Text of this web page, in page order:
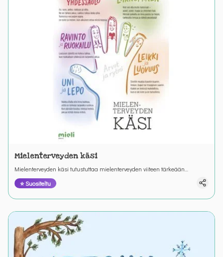
Mielenterveyden käsi
Mielenterveyden käsi tutustuttaa mielenterveyden viiteen tärkeään
periaatteeseen. Hauska tarina kuljettaa läpi kaikkien sormien.
⭐ Suositeltu